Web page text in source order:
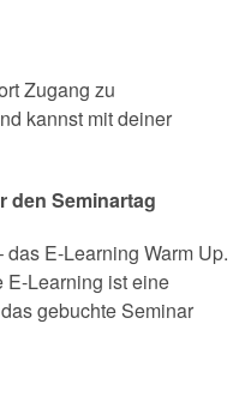
Zugang zu
kannst mit deiner
den Seminartag
E-Learning Warm Up.
E-Learning ist eine
gebuchte Seminar